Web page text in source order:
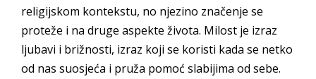
religijskom kontekstu, no njezino značenje se
proteže i na druge aspekte života. Milost je izraz
ljubavi i brižnosti, izraz koji se koristi kada se netko
od nas suosjeća i pruža pomoć slabijima od sebe.